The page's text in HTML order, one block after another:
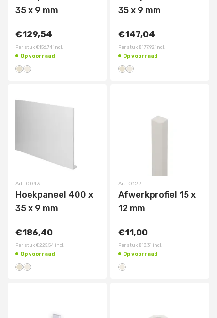
35 x 9 mm
€129,54
Per stuk€156,74 incl.
Op voorraad
35 x 9 mm
€147,04
Per stuk€177,92 incl.
Op voorraad
Art. 0043
Hoekpaneel 400 x
35 x 9 mm
€186,40
Per stuk€225,54 incl.
Op voorraad
Art. 0122
Afwerkprofiel 15 x
12 mm
€11,00
Per stuk€13,31 incl.
Op voorraad